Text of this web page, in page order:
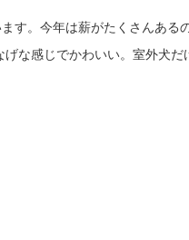
。今年は薪がたくさんある
な感じでかわいい。室外犬だ